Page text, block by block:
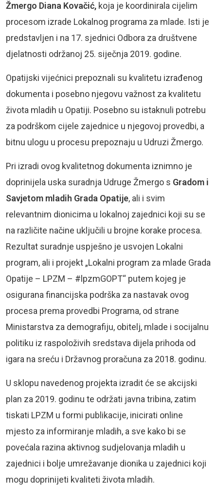
Žmergo Diana Kovačić, koja je koordinirala cijelim
procesom izrade Lokalnog programa za mlade. Isti je
predstavljen i na 17. sjednici Odbora za društvene
djelatnosti održanoj 25. siječnja 2019. godine.
Opatijski vijećnici prepoznali su kvalitetu izrađenog
dokumenta i posebno njegovu važnost za kvalitetu
života mladih u Opatiji. Posebno su istaknuli potrebu
za podrškom cijele zajednice u njegovoj provedbi, a
bitnu ulogu u procesu prepoznaju u Udruzi Žmergo.
Pri izradi ovog kvalitetnog dokumenta iznimno je
doprinijela uska suradnja Udruge Žmergo s Gradom i
Savjetom mladih Grada Opatije, ali i svim
relevantnim dionicima u lokalnoj zajednici koji su se
na različite načine uključili u brojne korake procesa.
Rezultat suradnje uspješno je usvojen Lokalni
program, ali i projekt „Lokalni program za mlade Grada
Opatije – LPZM – #lpzmGOPT“ putem kojeg je
osigurana financijska podrška za nastavak ovog
procesa prema provedbi Programa, od strane
Ministarstva za demografiju, obitelj, mlade i socijalnu
politiku iz raspoloživih sredstava dijela prihoda od
igara na sreću i Državnog proračuna za 2018. godinu.
U sklopu navedenog projekta izradit će se akcijski
plan za 2019. godinu te održati javna tribina, zatim
tiskati LPZM u formi publikacije, inicirati online
mjesto za informiranje mladih, a sve kako bi se
povećala razina aktivnog sudjelovanja mladih u
zajednici i bolje umrežavanje dionika u zajednici koji
mogu doprinijeti kvaliteti života mladih.